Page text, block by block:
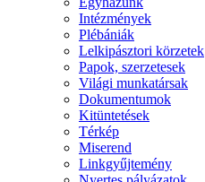
Intézmények
Plébániák
Lelkipásztori körzetek
Papok, szerzetesek
Világi munkatársak
Dokumentumok
Kitüntetések
Térkép
Miserend
Linkgyűjtemény